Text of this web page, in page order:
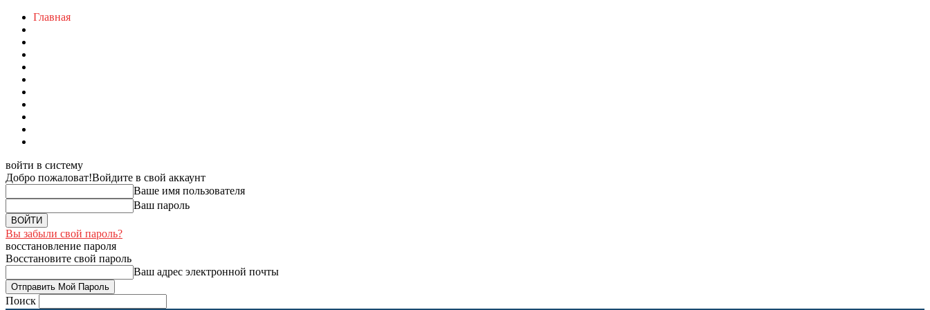
Главная
войти в систему
Добро пожаловат!Войдите в свой аккаунт
Ваше имя пользователя
Ваш пароль
Вы забыли свой пароль?
восстановление пароля
Восстановите свой пароль
Ваш адрес электронной почты
Поиск